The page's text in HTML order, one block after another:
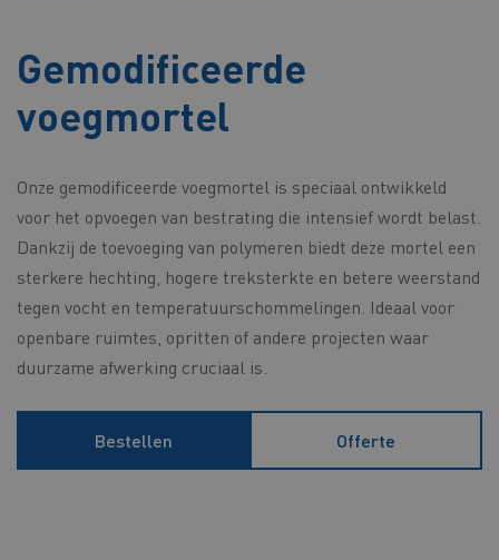
Gemodificeerde
voegmortel
Onze gemodificeerde voegmortel is speciaal ontwikkeld
voor het opvoegen van bestrating die intensief wordt belast.
Dankzij de toevoeging van polymeren biedt deze mortel een
sterkere hechting, hogere treksterkte en betere weerstand
tegen vocht en temperatuurschommelingen. Ideaal voor
openbare ruimtes, opritten of andere projecten waar
duurzame afwerking cruciaal is.
Bestellen Offerte